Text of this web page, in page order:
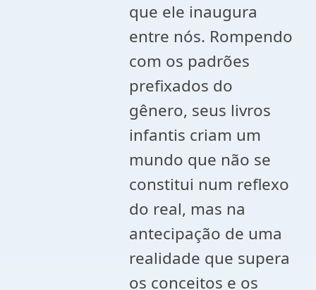
que ele inaugura
entre nós. Rompendo
com os padrões
prefixados do
gênero, seus livros
infantis criam um
mundo que não se
constitui num reflexo
do real, mas na
antecipação de uma
realidade que supera
os conceitos e os